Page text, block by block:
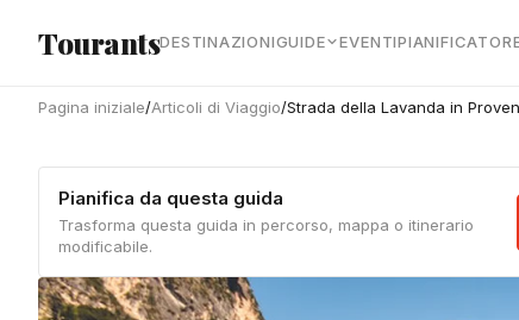
TourantsDESTINAZIONIGUIDE EVENTI
Pagina iniziale/Articoli di Viaggio/Strada della Lavanda in
Pianifica da questa guida
Trasforma questa guida in percorso, mappa o itinerario
modificabile.